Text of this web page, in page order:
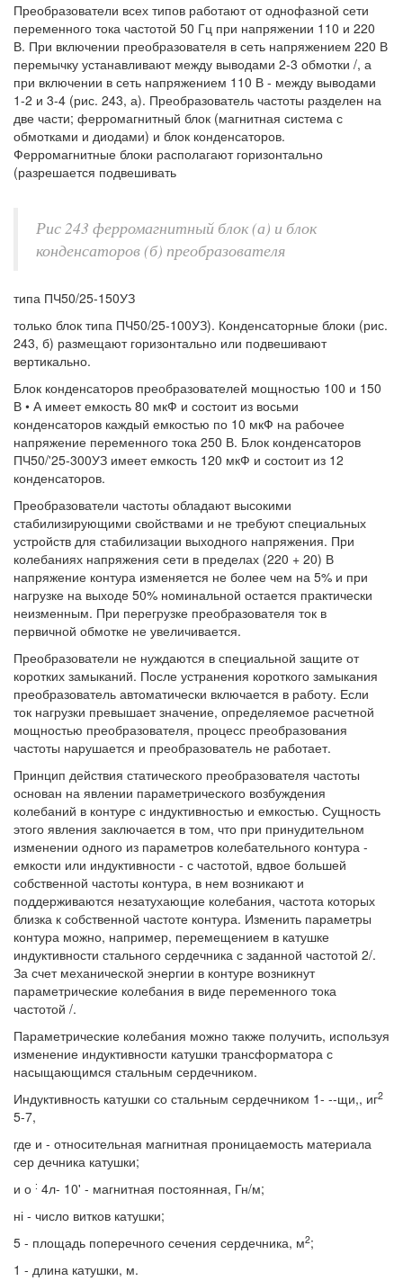
Преобразователи всех типов работают от однофазной сети
переменного тока частотой 50 Гц при напряжении 110 и 220
В. При включении преобразователя в сеть напряжением 220 В
перемычку устанавливают между выводами 2-3 обмотки /, а
при включении в сеть напряжением 110 В - между выводами
1-2 и 3-4 (рис. 243, а). Преобразователь частоты разделен на
две части; ферромагнитный блок (магнитная система с
обмотками и диодами) и блок конденсаторов.
Ферромагнитные блоки располагают горизонтально
(разрешается подвешивать
Рис 243 ферромагнитный блок (а) и блок
конденсаторов (б) преобразователя
типа ПЧ50/25-150УЗ
только блок типа ПЧ50/25-100УЗ). Конденсаторные блоки (рис.
243, б) размещают горизонтально или подвешивают
вертикально.
Блок конденсаторов преобразователей мощностью 100 и 150
В • А имеет емкость 80 мкФ и состоит из восьми
конденсаторов каждый емкостью по 10 мкФ на рабочее
напряжение переменного тока 250 В. Блок конденсаторов
ПЧ50/'25-300УЗ имеет емкость 120 мкФ и состоит из 12
конденсаторов.
Преобразователи частоты обладают высокими
стабилизирующими свойствами и не требуют специальных
устройств для стабилизации выходного напряжения. При
колебаниях напряжения сети в пределах (220 + 20) В
напряжение контура изменяется не более чем на 5% и при
нагрузке на выходе 50% номинальной остается практически
неизменным. При перегрузке преобразователя ток в
первичной обмотке не увеличивается.
Преобразователи не нуждаются в специальной защите от
коротких замыканий. После устранения короткого замыкания
преобразователь автоматически включается в работу. Если
ток нагрузки превышает значение, определяемое расчетной
мощностью преобразователя, процесс преобразования
частоты нарушается и преобразователь не работает.
Принцип действия статического преобразователя частоты
основан на явлении параметрического возбуждения
колебаний в контуре с индуктивностью и емкостью. Сущность
этого явления заключается в том, что при принудительном
изменении одного из параметров колебательного контура -
емкости или индуктивности - с частотой, вдвое большей
собственной частоты контура, в нем возникают и
поддерживаются незатухающие колебания, частота которых
близка к собственной частоте контура. Изменить параметры
контура можно, например, перемещением в катушке
индуктивности стального сердечника с заданной частотой 2/.
За счет механической энергии в контуре возникнут
параметрические колебания в виде переменного тока
частотой /.
Параметрические колебания можно также получить, используя
изменение индуктивности катушки трансформатора с
насыщающимся стальным сердечником.
Индуктивность катушки со стальным сердечником 1- --щи,, иг2
5-7,
где и - относительная магнитная проницаемость материала
сер дечника катушки;
и о : 4л- 10' - магнитная постоянная, Гн/м;
ні - число витков катушки;
5 - площадь поперечного сечения сердечника, м2;
1 - длина катушки, м.